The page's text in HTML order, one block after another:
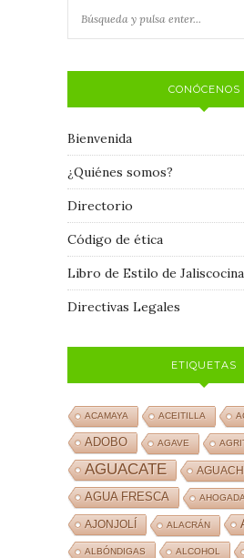
CONÓCENOS
Bienvenida
¿Quiénes somos?
Directorio
Código de ética
Libro de Estilo de Jaliscocina
Directivas Legales
ETIQUETAS
ACAMAYA ACEITILLA
ADOBO AGAVE
AGUACATE
AGUA FRESCA
AJONJOLÍ ALACRÁN
ALBÓNDIGAS ALCOHOL